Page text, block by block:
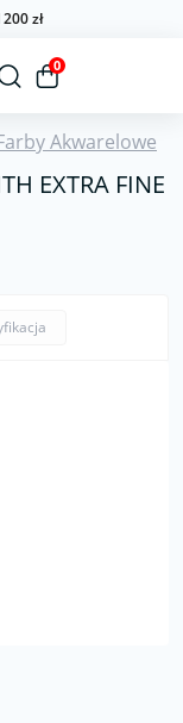
zł
0
Akwarelowe
EXTRA FINE